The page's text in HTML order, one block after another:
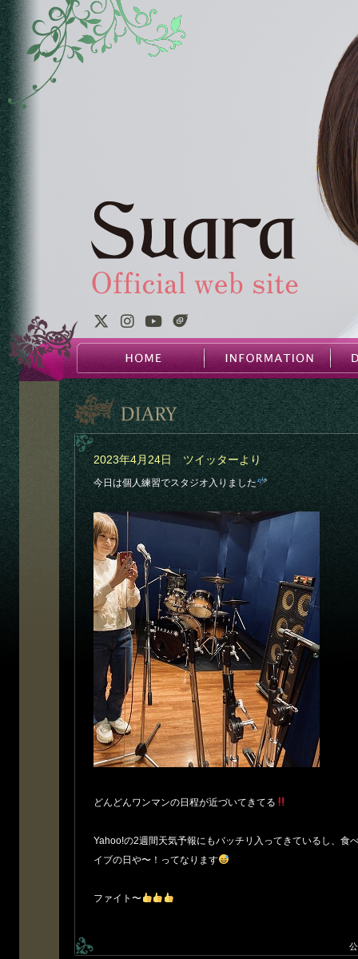
2023年4月24日 ツイッターより
今日は個人練習でスタジオ入りました
どんどんワンマンの日程が近づいてきてる
Yahoo!の2週間天気予報にもバッチリ入ってきているし、食
イブの日や〜！ってなります
ファイト〜